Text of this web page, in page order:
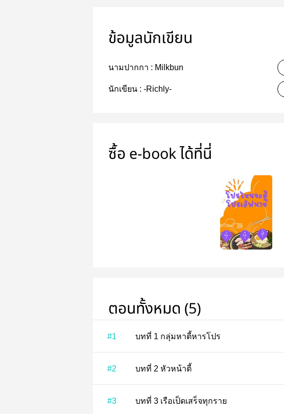
ข้อมูลนักเขียน
นามปากกา : Milkbun
นักเขียน : -Richly-
ซื้อ e-book ได้ที่นี่
ตอนทั้งหมด (5)
#1 บทที่ 1 กลุ่มหาตี้หารโปร
#2 บทที่ 2 หัวหน้าตี้
#3 บทที่ 3 เรือเป็ดเสร็จทุกราย